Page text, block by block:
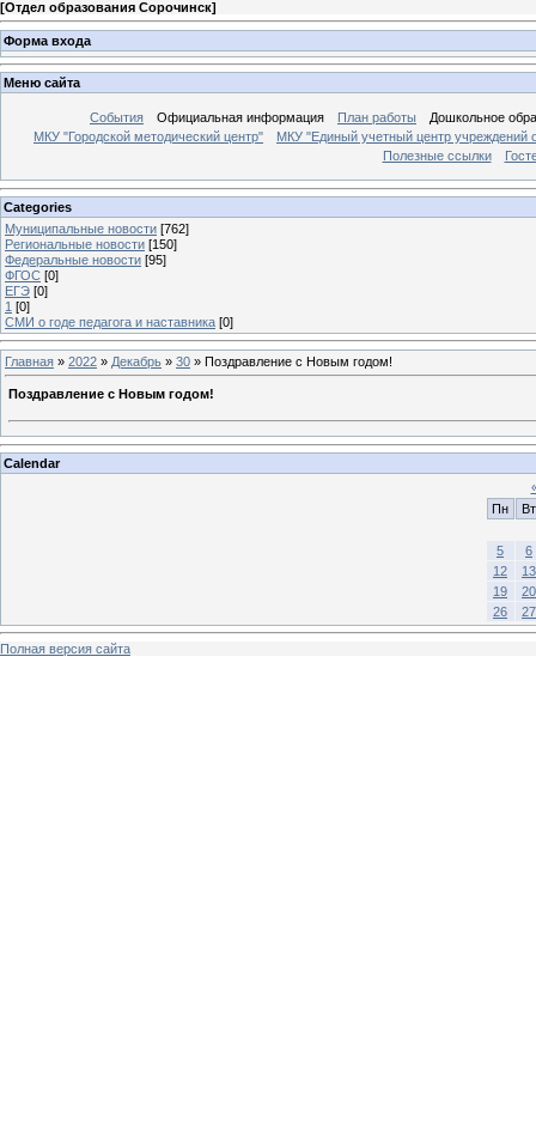
[Отдел образования Сорочинск]
Форма входа
Меню сайта
События Официальная информация План работы
Дошкольное
МКУ "Городской методический центр"
МКУ "Единый учетный центр учреждений
Полезные ссылки
Categories
Муниципальные новости [762]
Региональные новости [150]
Федеральные новости [95]
ФГОС [0]
ЕГЭ [0]
1 [0]
СМИ о годе педагога и наставника [0]
Главная » 2022 » Декабрь » 30 » Поздравление с Новым годом!
Поздравление с Новым годом!
Calendar
Пн
Вт
5
6
12
13
19
20
26
27
Полная версия сайта